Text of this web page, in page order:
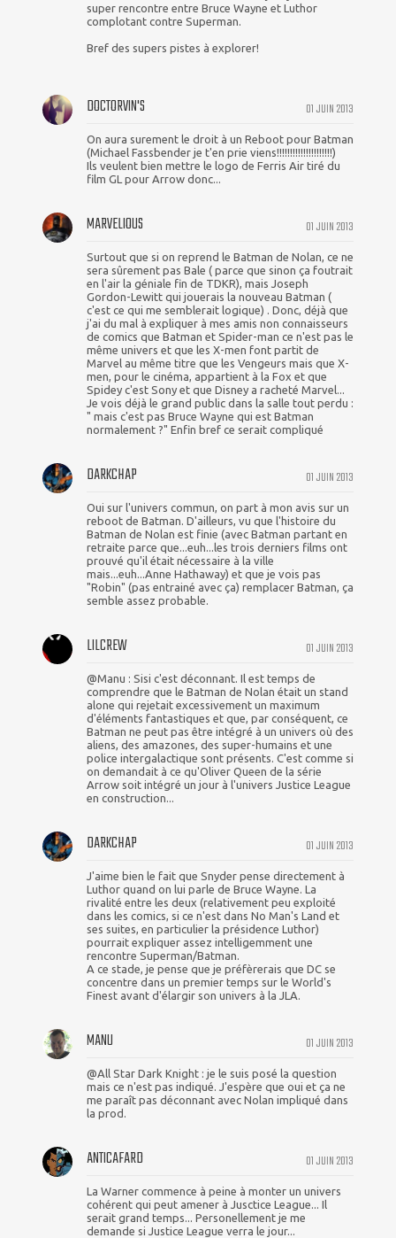
super rencontre entre Bruce Wayne et Luthor
complotant contre Superman.
Bref des supers pistes à explorer!
01 JUIN 2013
DOCTORVIN'S
On aura surement le droit à un Reboot pour Batman
(Michael Fassbender je t'en prie viens!!!!!!!!!!!!!!!!!!!!!)
Ils veulent bien mettre le logo de Ferris Air tiré du
film GL pour Arrow donc...
01 JUIN 2013
MARVELIOUS
Surtout que si on reprend le Batman de Nolan, ce ne
sera sûrement pas Bale ( parce que sinon ça foutrait
en l'air la géniale fin de TDKR), mais Joseph
Gordon-Lewitt qui jouerais la nouveau Batman (
c'est ce qui me semblerait logique) . Donc, déjà que
j'ai du mal à expliquer à mes amis non connaisseurs
de comics que Batman et Spider-man ce n'est pas le
même univers et que les X-men font partit de
Marvel au même titre que les Vengeurs mais que X-
men, pour le cinéma, appartient à la Fox et que
Spidey c'est Sony et que Disney a racheté Marvel...
Je vois déjà le grand public dans la salle tout perdu :
" mais c'est pas Bruce Wayne qui est Batman
normalement ?" Enfin bref ce serait compliqué
01 JUIN 2013
DARKCHAP
Oui sur l'univers commun, on part à mon avis sur un
reboot de Batman. D'ailleurs, vu que l'histoire du
Batman de Nolan est finie (avec Batman partant en
retraite parce que...euh...les trois derniers films ont
prouvé qu'il était nécessaire à la ville
mais...euh...Anne Hathaway) et que je vois pas
"Robin" (pas entrainé avec ça) remplacer Batman, ça
semble assez probable.
01 JUIN 2013
LILCREW
@Manu : Sisi c'est déconnant. Il est temps de
comprendre que le Batman de Nolan était un stand
alone qui rejetait excessivement un maximum
d'éléments fantastiques et que, par conséquent, ce
Batman ne peut pas être intégré à un univers où des
aliens, des amazones, des super-humains et une
police intergalactique sont présents. C'est comme si
on demandait à ce qu'Oliver Queen de la série
Arrow soit intégré un jour à l'univers Justice League
en construction...
01 JUIN 2013
DARKCHAP
J'aime bien le fait que Snyder pense directement à
Luthor quand on lui parle de Bruce Wayne. La
rivalité entre les deux (relativement peu exploité
dans les comics, si ce n'est dans No Man's Land et
ses suites, en particulier la présidence Luthor)
pourrait expliquer assez intelligemment une
rencontre Superman/Batman.
A ce stade, je pense que je préfèrerais que DC se
concentre dans un premier temps sur le World's
Finest avant d'élargir son univers à la JLA.
01 JUIN 2013
MANU
@All Star Dark Knight : je le suis posé la question
mais ce n'est pas indiqué. J'espère que oui et ça ne
me paraît pas déconnant avec Nolan impliqué dans
la prod.
01 JUIN 2013
ANTICAFARD
La Warner commence à peine à monter un univers
cohérent qui peut amener à Jusctice League... Il
serait grand temps... Personellement je me
demande si Justice League verra le jour...